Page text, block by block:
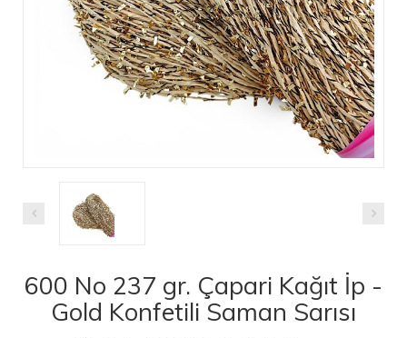
600 No 237 gr. Çapari Kağıt İp -
Gold Konfetili Saman Sarısı